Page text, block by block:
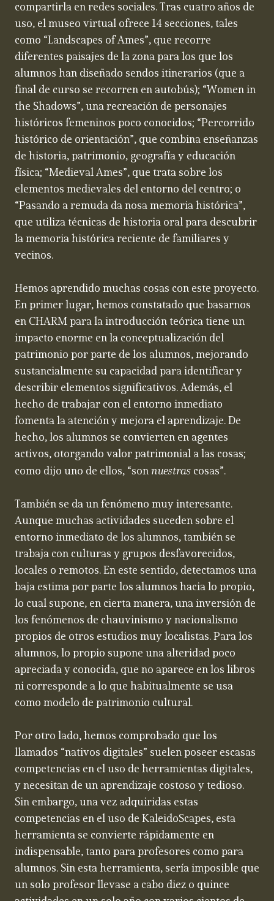
compartirla en redes sociales. Tras cuatro años de
uso, el museo virtual ofrece 14 secciones, tales
como “Landscapes of Ames”, que recorre
diferentes paisajes de la zona para los que los
alumnos han diseñado sendos itinerarios (que a
final de curso se recorren en autobús); “Women in
the Shadows”, una recreación de personajes
históricos femeninos poco conocidos; “Percorrido
histórico de orientación”, que combina enseñanzas
de historia, patrimonio, geografía y educación
física; “Medieval Ames”, que trata sobre los
elementos medievales del entorno del centro; o
“Pasando a remuda da nosa memoria histórica”,
que utiliza técnicas de historia oral para descubrir
la memoria histórica reciente de familiares y
vecinos.
Hemos aprendido muchas cosas con este proyecto.
En primer lugar, hemos constatado que basarnos
en CHARM para la introducción teórica tiene un
impacto enorme en la conceptualización del
patrimonio por parte de los alumnos, mejorando
sustancialmente su capacidad para identificar y
describir elementos significativos. Además, el
hecho de trabajar con el entorno inmediato
fomenta la atención y mejora el aprendizaje. De
hecho, los alumnos se convierten en agentes
activos, otorgando valor patrimonial a las cosas;
como dijo uno de ellos, “son nuestras cosas”.
También se da un fenómeno muy interesante.
Aunque muchas actividades suceden sobre el
entorno inmediato de los alumnos, también se
trabaja con culturas y grupos desfavorecidos,
locales o remotos. En este sentido, detectamos una
baja estima por parte los alumnos hacia lo propio,
lo cual supone, en cierta manera, una inversión de
los fenómenos de chauvinismo y nacionalismo
propios de otros estudios muy localistas. Para los
alumnos, lo propio supone una alteridad poco
apreciada y conocida, que no aparece en los libros
ni corresponde a lo que habitualmente se usa
como modelo de patrimonio cultural.
Por otro lado, hemos comprobado que los
llamados “nativos digitales” suelen poseer escasas
competencias en el uso de herramientas digitales,
y necesitan de un aprendizaje costoso y tedioso.
Sin embargo, una vez adquiridas estas
competencias en el uso de KaleidoScapes, esta
herramienta se convierte rápidamente en
indispensable, tanto para profesores como para
alumnos. Sin esta herramienta, sería imposible que
un solo profesor llevase a cabo diez o quince